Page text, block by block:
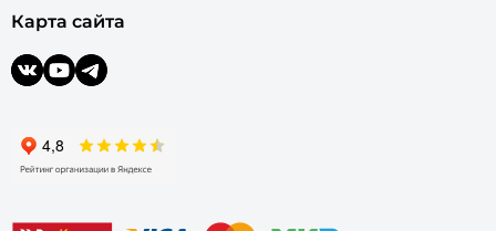
Карта сайта